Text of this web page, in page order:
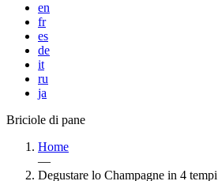
en
fr
es
de
it
ru
ja
Briciole di pane
Home
—
Degustare lo Champagne in 4 tempi